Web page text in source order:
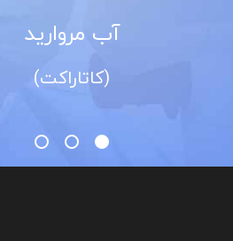
آب مروارید
(کاتاراکت)